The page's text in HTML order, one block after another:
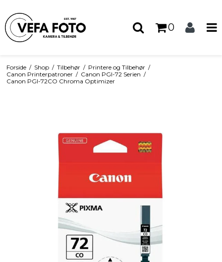
0
Forside / Shop / Tilbehør / Printere og Tilbehør /
Canon Printerpatroner / Canon PGI-72 Serien /
Canon PGI-72CO Chroma Optimizer